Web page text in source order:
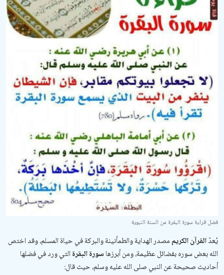
فضل قراءة سورة البقرة من السنة النبوية
يُعدّالقرآن الكريممصدر الهداية والطمأنينة والبركة في حياة المسلم، وقد اختص
الله بعض سوره بفضائل عظيمة، ومن أبرزهاسورة البقرةالتي ورد في فضلها
أحاديث صحيحة عن النبي صلى الله عليه وسلم، حيث قال: